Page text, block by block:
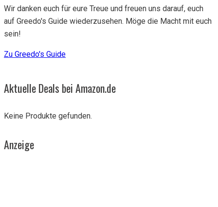
Wir danken euch für eure Treue und freuen uns darauf, euch
auf Greedo's Guide wiederzusehen. Möge die Macht mit euch
sein!
Zu Greedo's Guide
Aktuelle Deals bei Amazon.de
Keine Produkte gefunden.
Anzeige